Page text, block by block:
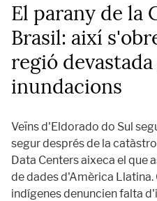
El parany de la
Brasil: així
regió
inundacions
Veïns d'Eldorado do Sul
segur després de la
Data Centers aixeca el que
de dades d'Amèrica
indígenes denuncien falta